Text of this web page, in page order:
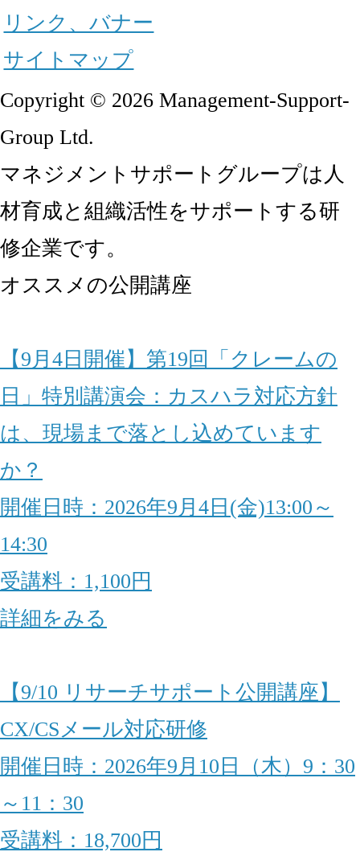
リンク、バナー
サイトマップ
Copyright © 2026 Management-Support-
Group Ltd.
マネジメントサポートグループは人
材育成と組織活性をサポートする研
修企業です。
オススメの公開講座
【9月4日開催】第19回「クレームの
日」特別講演会：カスハラ対応方針
は、現場まで落とし込めています
か？
開催日時：2026年9月4日(金)13:00～
14:30
受講料：1,100円
詳細をみる
【9/10 リサーチサポート公開講座】
CX/CSメール対応研修
開催日時：2026年9月10日（木）9：30
～11：30
受講料：18,700円